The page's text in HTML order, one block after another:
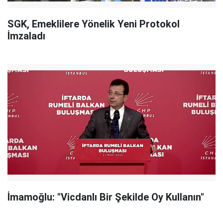
SGK, Emeklilere Yönelik Yeni Protokol
İmzaladı
İmamoğlu: "Vicdanlı Bir Şekilde Oy Kullanın"